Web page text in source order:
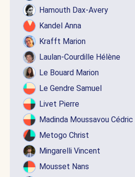
Hamouth Dax-Avery
Kandel Anna
Krafft Marion
Laulan-Courdille Hélène
Le Bouard Marion
Le Gendre Samuel
Livet Pierre
Madinda Moussavou Cédric
Metogo Christ
Mingarelli Vincent
Mousset Nans